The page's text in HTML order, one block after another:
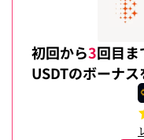
初回から3回目ま
USDTのボーナ